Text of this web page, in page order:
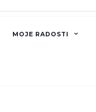
MOJE RADOSTI